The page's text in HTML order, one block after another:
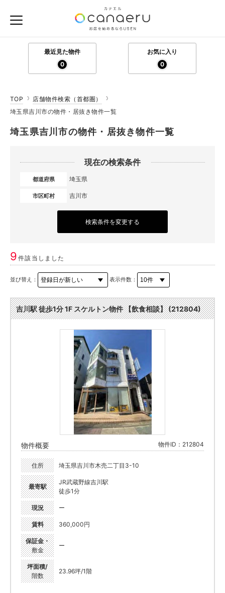
最近見た物件
0
お気に入り
0
TOP
店舗物件検索（首都圏）
埼玉県吉川市の物件・居抜き物件一覧
埼玉県吉川市の物件・居抜き物件一覧
現在の検索条件
都道府県 埼玉県
市区町村 吉川市
検索条件を変更する
9件該当しました
並び替え： 表示件数：
吉川駅 徒歩1分 1F スケルトン物件 【飲食相談】 (212804)
物件概要 物件ID：212804
住所 埼玉県吉川市木売二丁目3-10
最寄駅
JR武蔵野線吉川駅
徒歩1分
現況 ー
賃料 360,000円
保証金・
敷金
ー
坪面積/
階数
23.96坪/1階